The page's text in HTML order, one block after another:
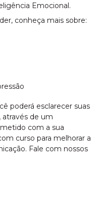
Emocional.
conheça mais sobre:
poderá esclarecer suas
através de um
com a sua
curso para melhorar a
Fale com nossos